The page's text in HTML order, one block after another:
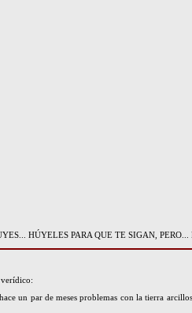
HÚYELES PARA QUE TE SIGAN,
verídico:
un par de meses problemas con la tierra